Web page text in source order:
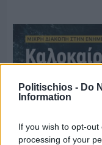
Politischios - Do
Information
If you wish to opt-
processing of your